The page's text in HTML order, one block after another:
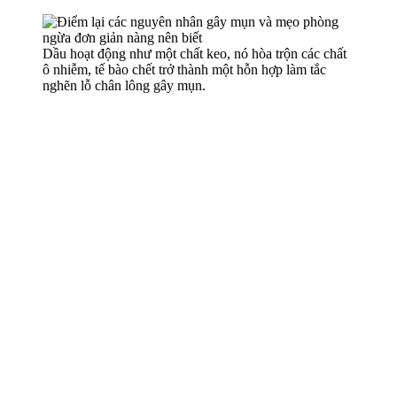
Dầu hoạt động như một chất keo, nó hòa trộn các chất
ô nhiễm, tế bào chết trở thành một hỗn hợp làm tắc
nghẽn lỗ chân lông gây mụn.